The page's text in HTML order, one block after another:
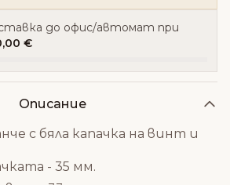
до офис/автомат при
€
Описание
с бяла капачка на винт и
- 35 мм.